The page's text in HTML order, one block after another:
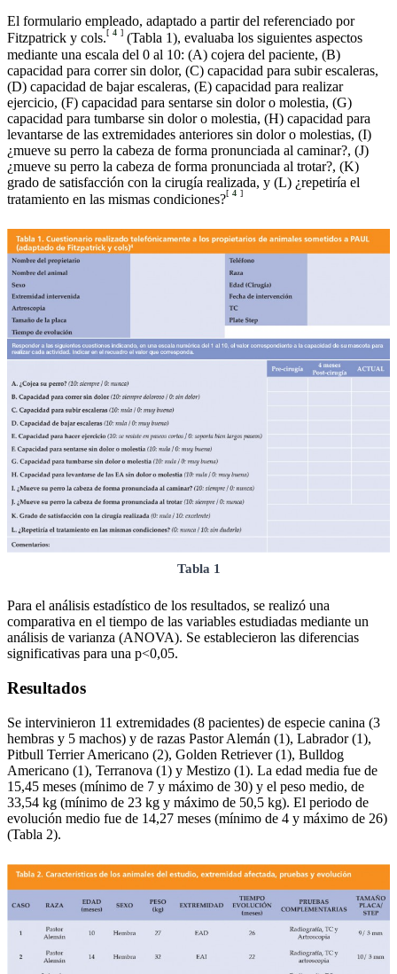
El formulario empleado, adaptado a partir del referenciado por
Fitzpatrick y cols.[ 4 ] (Tabla 1), evaluaba los siguientes aspectos
mediante una escala del 0 al 10: (A) cojera del paciente, (B)
capacidad para correr sin dolor, (C) capacidad para subir escaleras,
(D) capacidad de bajar escaleras, (E) capacidad para realizar
ejercicio, (F) capacidad para sentarse sin dolor o molestia, (G)
capacidad para tumbarse sin dolor o molestia, (H) capacidad para
levantarse de las extremidades anteriores sin dolor o molestias, (I)
¿mueve su perro la cabeza de forma pronunciada al caminar?, (J)
¿mueve su perro la cabeza de forma pronunciada al trotar?, (K)
grado de satisfacción con la cirugía realizada, y (L) ¿repetiría el
tratamiento en las mismas condiciones?[ 4 ]
Tabla 1
Para el análisis estadístico de los resultados, se realizó una
comparativa en el tiempo de las variables estudiadas mediante un
análisis de varianza (ANOVA). Se establecieron las diferencias
significativas para una p<0,05.
Resultados
Se intervinieron 11 extremidades (8 pacientes) de especie canina (3
hembras y 5 machos) y de razas Pastor Alemán (1), Labrador (1),
Pitbull Terrier Americano (2), Golden Retriever (1), Bulldog
Americano (1), Terranova (1) y Mestizo (1). La edad media fue de
15,45 meses (mínimo de 7 y máximo de 30) y el peso medio, de
33,54 kg (mínimo de 23 kg y máximo de 50,5 kg). El periodo de
evolución medio fue de 14,27 meses (mínimo de 4 y máximo de 26)
(Tabla 2).